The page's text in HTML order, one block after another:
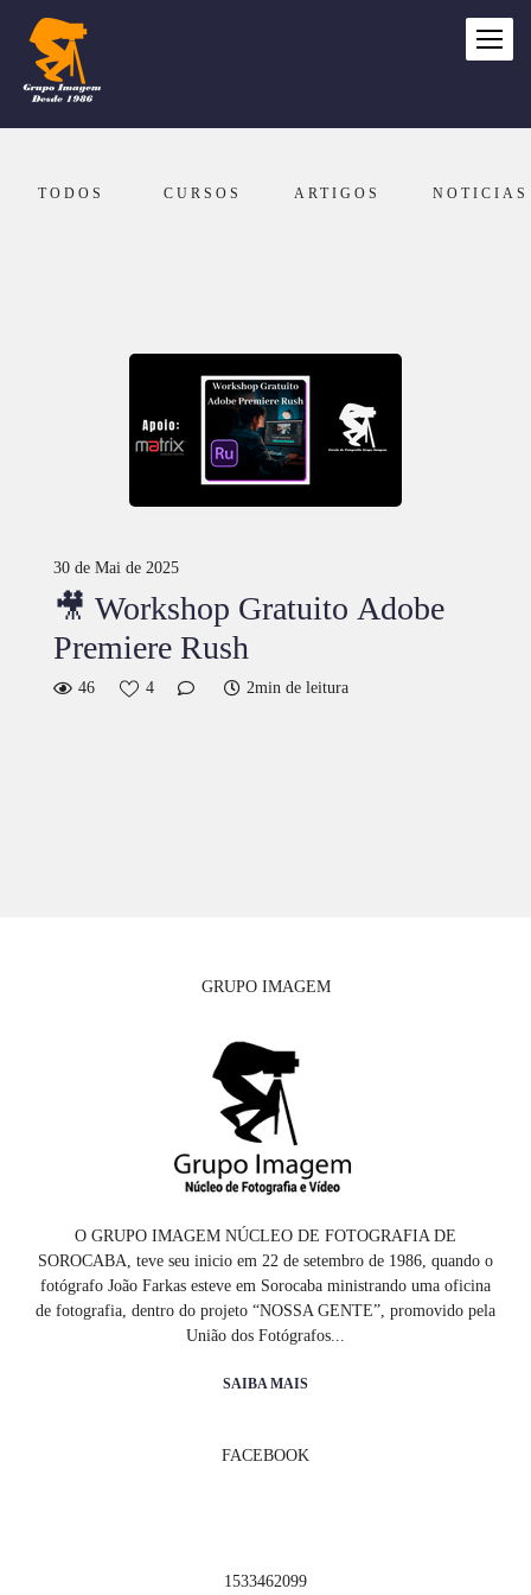
TODOS CURSOS ARTIGOS NOTICIAS
30 de Mai de 2025
🎥 Workshop Gratuito Adobe
Premiere Rush
46 4 2min de leitura
GRUPO IMAGEM
O GRUPO IMAGEM NÚCLEO DE FOTOGRAFIA DE
SOROCABA, teve seu inicio em 22 de setembro de 1986, quando o
fotógrafo João Farkas esteve em Sorocaba ministrando uma oficina
de fotografia, dentro do projeto “NOSSA GENTE”, promovido pela
União dos Fotógrafos...
SAIBA MAIS
FACEBOOK
1533462099